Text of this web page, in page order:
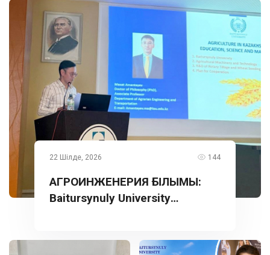
22 Шілде, 2026 144
АГРОИНЖЕНЕРИЯ ҒЫЛЫМЫ:
Baitursynuly University